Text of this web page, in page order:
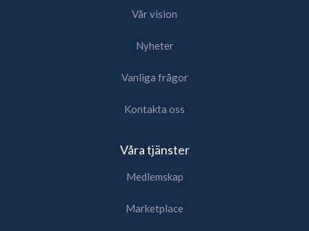
Vår vision
Nyheter
Vanliga frågor
Kontakta oss
Våra tjänster
Medlemskap
Marketplace